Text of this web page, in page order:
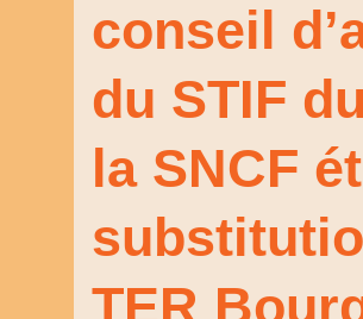
conseil
du STIF
la SNCF
TER